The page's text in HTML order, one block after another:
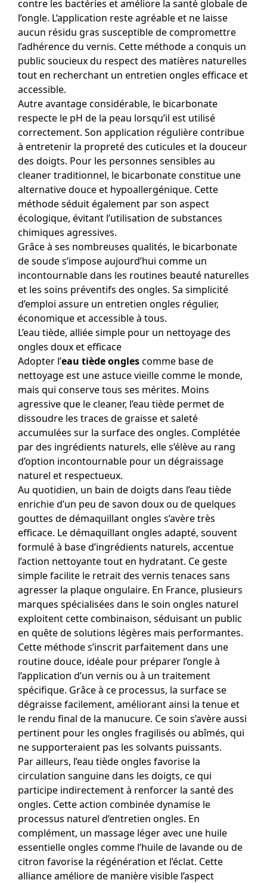
contre les bactéries et améliore la santé globale de
l’ongle. L’application reste agréable et ne laisse
aucun résidu gras susceptible de compromettre
l’adhérence du vernis. Cette méthode a conquis un
public soucieux du respect des matières naturelles
tout en recherchant un entretien ongles efficace et
accessible.
Autre avantage considérable, le bicarbonate
respecte le pH de la peau lorsqu’il est utilisé
correctement. Son application régulière contribue
à entretenir la propreté des cuticules et la douceur
des doigts. Pour les personnes sensibles au
cleaner traditionnel, le bicarbonate constitue une
alternative douce et hypoallergénique. Cette
méthode séduit également par son aspect
écologique, évitant l’utilisation de substances
chimiques agressives.
Grâce à ses nombreuses qualités, le bicarbonate
de soude s’impose aujourd’hui comme un
incontournable dans les routines beauté naturelles
et les soins préventifs des ongles. Sa simplicité
d’emploi assure un entretien ongles régulier,
économique et accessible à tous.
L’eau tiède, alliée simple pour un nettoyage des
ongles doux et efficace
Adopter l’eau tiède onglescomme base de
nettoyage est une astuce vieille comme le monde,
mais qui conserve tous ses mérites. Moins
agressive que le cleaner, l’eau tiède permet de
dissoudre les traces de graisse et saleté
accumulées sur la surface des ongles. Complétée
par des ingrédients naturels, elle s’élève au rang
d’option incontournable pour un dégraissage
naturel et respectueux.
Au quotidien, un bain de doigts dans l’eau tiède
enrichie d’un peu de savon doux ou de quelques
gouttes de démaquillant ongles s’avère très
efficace. Le démaquillant ongles adapté, souvent
formulé à base d’ingrédients naturels, accentue
l’action nettoyante tout en hydratant. Ce geste
simple facilite le retrait des vernis tenaces sans
agresser la plaque ongulaire. En France, plusieurs
marques spécialisées dans le soin ongles naturel
exploitent cette combinaison, séduisant un public
en quête de solutions légères mais performantes.
Cette méthode s’inscrit parfaitement dans une
routine douce, idéale pour préparer l’ongle à
l’application d’un vernis ou à un traitement
spécifique. Grâce à ce processus, la surface se
dégraisse facilement, améliorant ainsi la tenue et
le rendu final de la manucure. Ce soin s’avère aussi
pertinent pour les ongles fragilisés ou abîmés, qui
ne supporteraient pas les solvants puissants.
Par ailleurs, l’eau tiède ongles favorise la
circulation sanguine dans les doigts, ce qui
participe indirectement à renforcer la santé des
ongles. Cette action combinée dynamise le
processus naturel d’entretien ongles. En
complément, un massage léger avec une huile
essentielle ongles comme l’huile de lavande ou de
citron favorise la régénération et l’éclat. Cette
alliance améliore de manière visible l’aspect